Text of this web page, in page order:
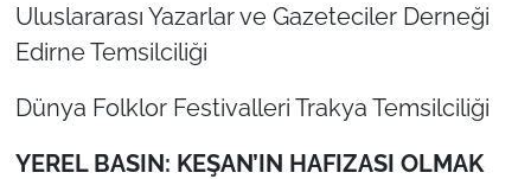
Uluslararası Yazarlar ve Gazeteciler Derneği
Edirne Temsilciliği
Dünya Folklor Festivalleri Trakya Temsilciliği
YEREL BASIN: KEŞAN’IN HAFIZASI OLMAK